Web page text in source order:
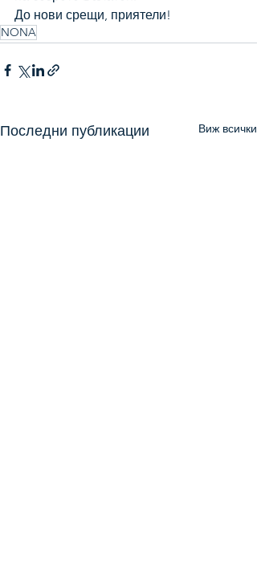
До нови срещи, приятели!
NONA
Последни публикации Виж всички